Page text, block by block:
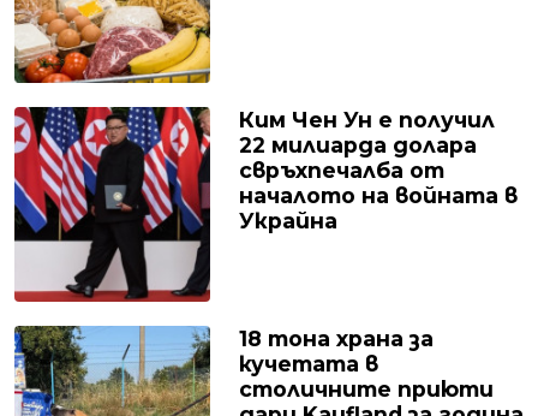
Ким Чен Ун е получил
22 милиарда долара
свръхпечалба от
началото на войната в
Украйна
18 тона храна за
кучетата в
столичните приюти